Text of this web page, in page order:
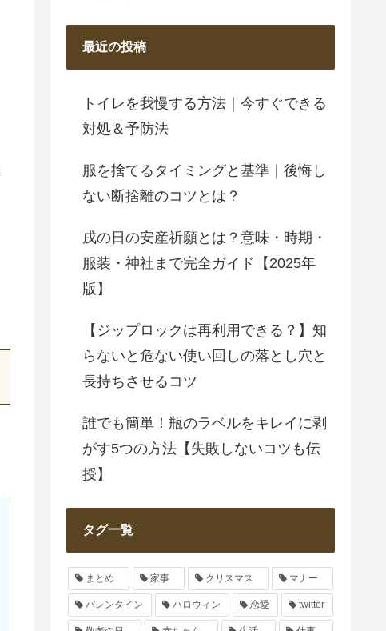
最近の投稿
トイレを我慢する方法｜今すぐできる
対処＆予防法
服を捨てるタイミングと基準｜後悔し
ない断捨離のコツとは？
戌の日の安産祈願とは？意味・時期・
服装・神社まで完全ガイド【2025年
版】
【ジップロックは再利用できる？】知
らないと危ない使い回しの落とし穴と
長持ちさせるコツ
誰でも簡単！瓶のラベルをキレイに剥
がす5つの方法【失敗しないコツも伝
授】
タグ一覧
まとめ 家事 クリスマス マナー
バレンタイン ハロウィン 恋愛 twitter